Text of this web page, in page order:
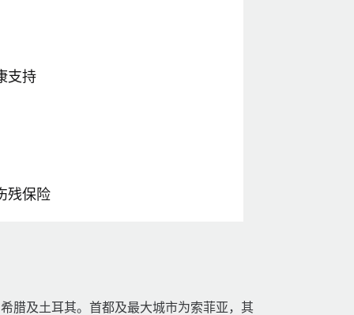
支持
残保险
腊及土耳其。首都及最大城市为索菲亚，其